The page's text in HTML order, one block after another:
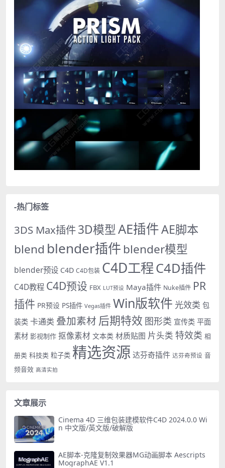
-热门标签
3DS Max插件3D模型AE插件AE脚本
blend blender插件 blender模型
blender预设 C4D C4D包装 C4D工程C4D插件
C4D教程 C4D预设 FBX LUT预设 Maya插件 Nuke插件 PR
插件 PR预设 PS插件 Vegas插件 Win版软件 光效类 包
装类 卡通类 叠加素材 后期特效 图形类 宣传类 平面
素材 影视制作 抠像素材 文本类 材质贴图 片头类 特效类 相
册类 科技类 粒子类 精选资源 达芬奇插件 达芬奇预设 音
频音效 高清实拍
文章展示
Cinema 4D 三维包装建模软件C4D 2024.0.0 Wi
n 中文版/英文版/破解版
AE脚本-克隆复制效果器MG动画脚本 Aescripts
MographAE V1.1